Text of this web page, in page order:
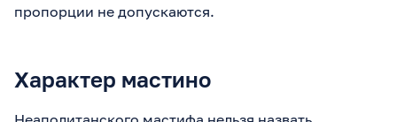
пропорции не допускаются.
Характер мастино